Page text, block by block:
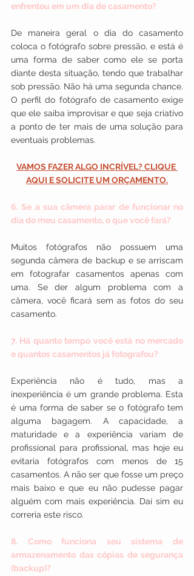
enfrentou em um dia de casamento?
De maneira geral o dia do casamento
coloca o fotógrafo sobre pressão, e está é
uma forma de saber como ele se porta
diante desta situação, tendo que trabalhar
sob pressão. Não há uma segunda chance.
O perfil do fotógrafo de casamento exige
que ele saiba improvisar e que seja criativo
a ponto de ter mais de uma solução para
eventuais problemas.
VAMOS FAZER ALGO INCRÍVEL? CLIQUE
AQUI E SOLICITE UM ORÇAMENTO.
6. Se a sua câmera parar de funcionar no
dia do meu casamento, o que você fará?
Muitos fotógrafos não possuem uma
segunda câmera de backup e se arriscam
em fotografar casamentos apenas com
uma. Se der algum problema com a
câmera, você ficará sem as fotos do seu
casamento.
7. Há quanto tempo você está no mercado
e quantos casamentos já fotografou?
Experiência não é tudo, mas a
inexperiência é um grande problema. Esta
é uma forma de saber se o fotógrafo tem
alguma bagagem. A capacidade, a
maturidade e a experiência variam de
profissional para profissional, mas hoje eu
evitaria fotógrafos com menos de 15
casamentos. A não ser que fosse um preço
mais baixo e que eu não pudesse pagar
alguém com mais experiência. Daí sim eu
correria este risco.
8. Como funciona seu sistema de
armazenamento das cópias de segurança
(backup)?